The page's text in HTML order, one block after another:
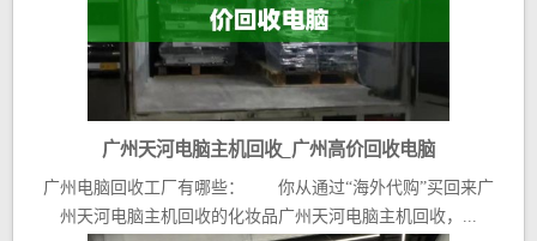
广州天河电脑主机回收_广州高价回收电脑
广州电脑回收工厂有哪些： 你从通过“海外代购”买回来广
州天河电脑主机回收的化妆品广州天河电脑主机回收，...